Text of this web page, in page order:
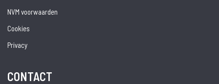
NVM voorwaarden
Cookies
Privacy
CONTACT